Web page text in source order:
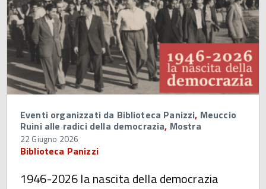
Eventi organizzati da Biblioteca Panizzi, Meuccio
Ruini alle radici della democrazia, Mostra
22 Giugno 2026
Biblioteca Panizzi
1946-2026 la nascita della democrazia